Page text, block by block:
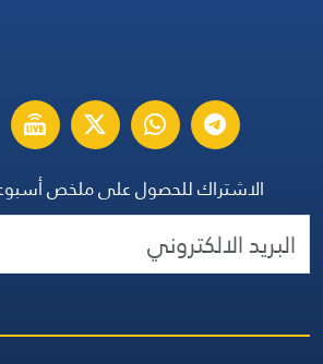
الاشتراك للحصول على ملخص